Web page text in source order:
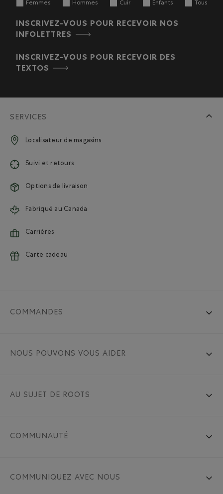
Femmes Hommes Cuir Enfants Tous
INSCRIVEZ-VOUS POUR RECEVOIR NOS
INFOLETTRES
INSCRIVEZ-VOUS POUR RECEVOIR DES
TEXTOS
SERVICES
Localisateur de magasins
Suivi et retours
Options de livraison
Fabriqué au Canada
Carrières
Carte cadeau
COMMANDES
NOUS POUVONS VOUS AIDER
AU SUJET DE ROOTS
COMMUNAUTÉ
COMMUNIQUEZ AVEC NOUS